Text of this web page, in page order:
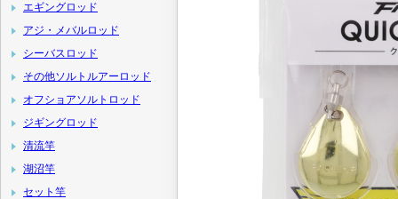
エギングロッド
アジ・メバルロッド
シーバスロッド
その他ソルトルアーロッド
オフショアソルトロッド
ジギングロッド
清流竿
湖沼竿
セット竿